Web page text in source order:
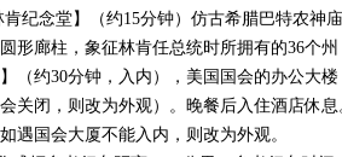
纪念堂】（约15分钟）仿古希腊巴特农神
形廊柱，象征林肯任总统时所拥有的36个
】（约30分钟，入内），美国国会的办公大
关闭，则改为外观）。晚餐后入住酒店休息
遇国会大厦不能入内，则改为外观。